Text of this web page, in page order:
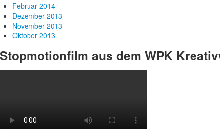
Februar 2014
Dezember 2013
November 2013
Oktober 2013
Stopmotionfilm aus dem WPK